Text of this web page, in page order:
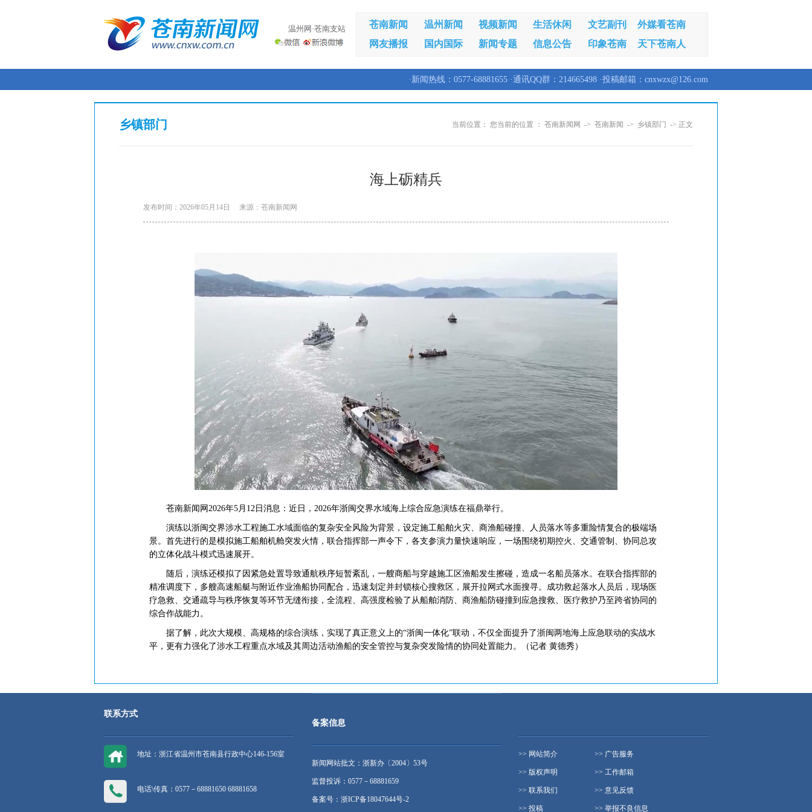
温州网·苍南支站 苍南新闻 温州新闻 视频新闻 生活休闲 文艺副刊
外媒看苍南
网友播报
国内国际 新闻专题 信息公告 印象苍南 天下苍南人
·新闻热线：0577-68881655 ·通讯QQ群：214665498 ·投稿邮箱：cnxwzx@126.com
当前位置： 您当前的位置 ： 苍南新闻网 -> 苍南新闻 -> 乡镇部门 -> 正文
乡镇部门
海上砺精兵
发布时间：2026年05月14日 来源：苍南新闻网
苍南新闻网2026年5月12日消息：近日，2026年浙闽交界水域海上综合应急演练在福鼎举行。
演练以浙闽交界涉水工程施工水域面临的复杂安全风险为背景，设定施工船舶火灾、商渔船碰撞、人员落水等多重险情复合的极端场
景。首先进行的是模拟施工船舶机舱突发火情，联合指挥部一声令下，各支参演力量快速响应，一场围绕初期控火、交通管制、协同总攻
的立体化战斗模式迅速展开。
随后，演练还模拟了因紧急处置导致通航秩序短暂紊乱，一艘商船与穿越施工区渔船发生擦碰，造成一名船员落水。在联合指挥部的
精准调度下，多艘高速船艇与附近作业渔船协同配合，迅速划定并封锁核心搜救区，展开拉网式水面搜寻。成功救起落水人员后，现场医
疗急救、交通疏导与秩序恢复等环节无缝衔接，全流程、高强度检验了从船舶消防、商渔船防碰撞到应急搜救、医疗救护乃至跨省协同的
综合作战能力。
据了解，此次大规模、高规格的综合演练，实现了真正意义上的“浙闽一体化”联动，不仅全面提升了浙闽两地海上应急联动的实战水
平，更有力强化了涉水工程重点水域及其周边活动渔船的安全管控与复杂突发险情的协同处置能力。（记者 黄德秀）
联系方式
地址：浙江省温州市苍南县行政中心146-156室
电话\传真：0577－68881650 68881658
备案信息
新闻网站批文：浙新办〔2004〕53号
监督投诉：0577－68881659
备案号：浙ICP备18047644号-2
>> 网站简介 >> 广告服务
>> 版权声明 >> 工作邮箱
>> 联系我们 >> 意见反馈
>> 投稿 >> 举报不良信息